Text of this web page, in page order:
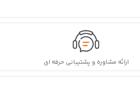
ارائه مشاوره و پشتیبانی حرفه ای